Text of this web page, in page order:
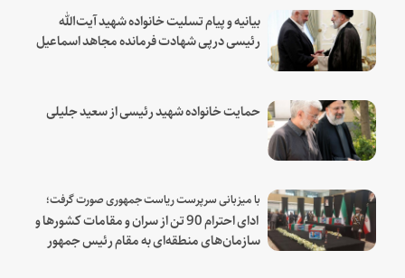
بیانیه و پیام تسلیت خانواده شهید آیت‌الله
رئیسی درپی شهادت فرمانده مجاهد اسماعیل
حمایت خانواده شهید رئیسی از سعید جلیلی
با میزبانی سرپرست ریاست جمهوری صورت گرفت؛
ادای احترام 90 تن از سران و مقامات کشورها و
سازمان‌های منطقه‌ای به مقام رئیس جمهور